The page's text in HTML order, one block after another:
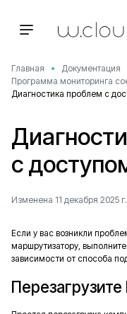
Главная Документация
Программа мониторинга
Диагностика проблем с
с
Изменена 11 декабря 2025 г.
Если у вас возникли
маршрутизатору,
зависимости от способа